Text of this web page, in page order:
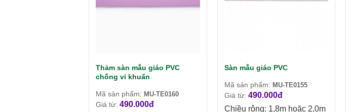
Thảm sàn mẫu giáo PVC
chống vi khuẩn
Mã sản phẩm: MU-TE0160
Giá từ: 490.000đ
Sàn mẫu giáo PVC
Mã sản phẩm: MU-TE0155
Giá từ: 490.000đ
Chiều rộng: 1,8m hoặc 2,0m